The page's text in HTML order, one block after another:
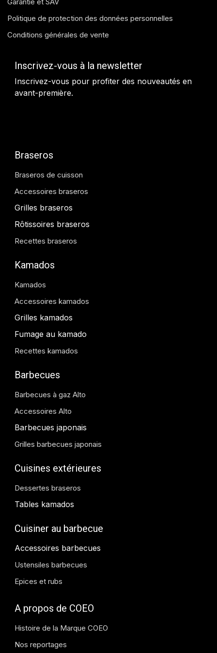
Garantie et SAV
Politique de protection des données personnelles
Conditions générales de vente
Inscrivez-vous à la newsletter
Inscrivez-vous pour profiter des nouveautés en
avant-première.
Braseros
Braseros de cuisson
Accessoires braseros
Grilles braseros
Rôtissoires braseros
Recettes braseros
Kamados
Kamados
Accessoires kamados
Grilles kamados
Fumage au kamado
Recettes kamados
Barbecues
Barbecues à gaz Alto
Accessoires Alto
Barbecues japonais
Grilles barbecues japonais
Cuisines extérieures
Dessertes braseros
Tables kamados
Cuisiner au barbecue
Accessoires barbecues
Ustensiles barbecues
Epices et rubs
A propos de COEO
Histoire de la Marque COEO
Nos reportages